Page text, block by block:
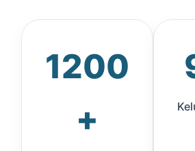
1200
+